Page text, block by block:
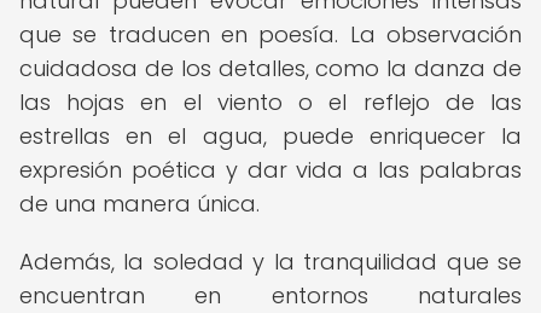
que se traducen en poesía. La observación
cuidadosa de los detalles, como la danza de
las hojas en el viento o el reflejo de las
estrellas en el agua, puede enriquecer la
expresión poética y dar vida a las palabras
de una manera única.
Además, la soledad y la tranquilidad que se
encuentran en entornos naturales